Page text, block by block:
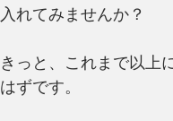
入れてみませんか？
きっと、これまで以上
はずです。